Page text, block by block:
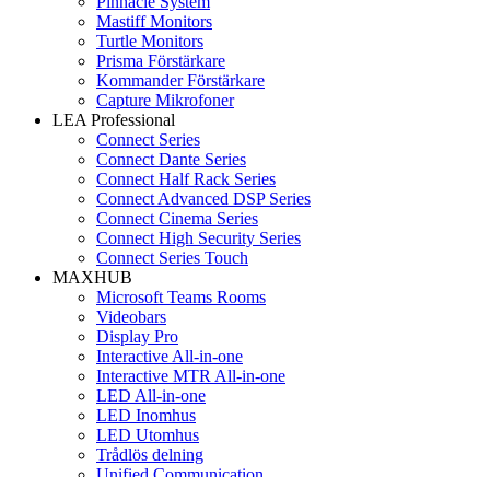
Mastiff Monitors
Turtle Monitors
Prisma Förstärkare
Kommander Förstärkare
Capture Mikrofoner
LEA Professional
Connect Series
Connect Dante Series
Connect Half Rack Series
Connect Advanced DSP Series
Connect Cinema Series
Connect High Security Series
Connect Series Touch
MAXHUB
Microsoft Teams Rooms
Videobars
Display Pro
Interactive All-in-one
Interactive MTR All-in-one
LED All-in-one
LED Inomhus
LED Utomhus
Trådlös delning